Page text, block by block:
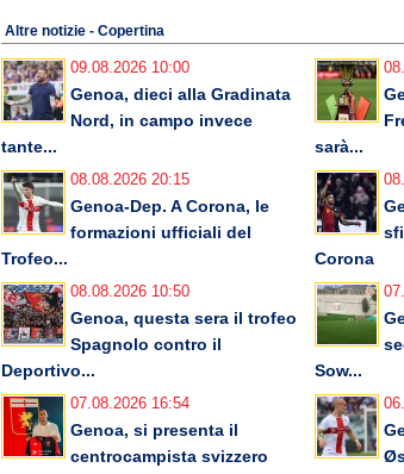
Altre notizie - Copertina
09.08.2026 10:00
Genoa, dieci alla Gradinata
Nord, in campo invece
tante...
sarà...
08.08.2026 20:15
Genoa-Dep. A Corona, le
formazioni ufficiali del
Trofeo...
Corona
08.08.2026 10:50
Genoa, questa sera il trofeo
Spagnolo contro il
Deportivo...
Sow...
07.08.2026 16:54
Genoa, si presenta il
centrocampista svizzero